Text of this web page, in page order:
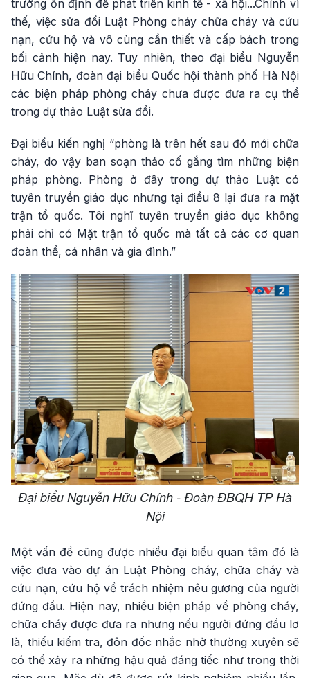
trường ổn định để phát triển kinh tế - xã hội...Chính vì
thế, việc sửa đổi Luật Phòng cháy chữa cháy và cứu
nạn, cứu hộ và vô cùng cần thiết và cấp bách trong
bối cảnh hiện nay. Tuy nhiên, theo đại biểu Nguyễn
Hữu Chính, đoàn đại biểu Quốc hội thành phố Hà Nội
các biện pháp phòng cháy chưa được đưa ra cụ thể
trong dự thảo Luật sửa đổi.
Đại biểu kiến nghị “phòng là trên hết sau đó mới chữa
cháy, do vậy ban soạn thảo cố gắng tìm những biện
pháp phòng. Phòng ở đây trong dự thảo Luật có
tuyên truyền giáo dục nhưng tại điều 8 lại đưa ra mặt
trận tổ quốc. Tôi nghĩ tuyên truyền giáo dục không
phải chỉ có Mặt trận tổ quốc mà tất cả các cơ quan
đoàn thể, cá nhân và gia đình.”
Đại biểu Nguyễn Hữu Chính - Đoàn ĐBQH TP Hà
Nội
Một vấn đề cũng được nhiều đại biểu quan tâm đó là
việc đưa vào dự án Luật Phòng cháy, chữa cháy và
cứu nạn, cứu hộ về trách nhiệm nêu gương của người
đứng đầu. Hiện nay, nhiều biện pháp về phòng cháy,
chữa cháy được đưa ra nhưng nếu người đứng đầu lơ
là, thiếu kiểm tra, đôn đốc nhắc nhở thường xuyên sẽ
có thể xảy ra những hậu quả đáng tiếc như trong thời